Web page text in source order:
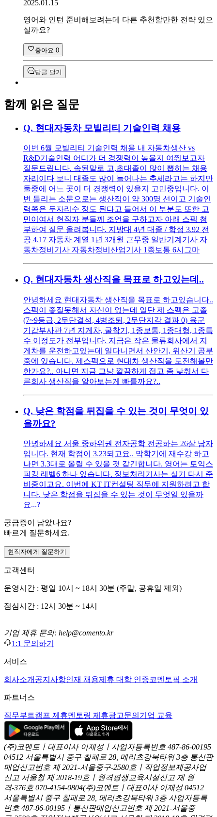
2025.01.15
영어와 인턴 준비해보려는데 다른 추천할만한 전략 있으
실까요?
좋아요 0
답글 달기
함께 읽은 질문
Q. 현대자동차 모빌리티 기술인력 채용
이번 6월 모빌리티 기술인력 채용 내 자동차생산 vs
R&D기술인력 어디가 더 경쟁력이 높을지 여쭤보고자
질문드립니다. 속된말로 고,초대졸이 많이 뽑히는 채용
자리이다 보니 대졸도 많이 늘어나는 추세라고는 하지만
둘중에 어느 곳이 더 경쟁력이 있을지 고민중입니다. 이
번 들리는 소문으로는 생산직이 약 300명 선이고 기술인
력쪽은 두자리수 정도 된다고 들어서 이 부분도 또한 고
민이여서 현직자 분들께 조언을 구하고자 아래 스펙 첨
부하여 질문 올려봅니다. 지방대 4년 대졸 / 학점 3.92 전
공 4.17 자동차 계열 1년 3개월 근무중 일반기계기사 자
동차정비기사 자동차정비산업기사 1종보통 6시그마
Q. 현대자동차 생산직을 목표로 하고있는데..
안녕하세요 현대자동차 생산직을 목표로 하고있습니다..
스펙이 좋질못해서 자신이 없는데 일단 제 스펙은 고졸
(7~9등급, 2무단결석, 4병조퇴, 2무단지각 결과 0) 육군
기갑부사관 7년 지게차, 굴착기, 1종보통, 1종대형, 1종특
수 이정도가 전부입니다. 지금은 작은 물류회사에서 지
게차를 운전하고있는데 일다니면서 산안기, 위산기 공부
중에 있습니다. 제스펙으로 현대차 생산직을 도전해볼만
한가요?.. 아니면 지금 그냥 깔끔하게 접고 좀 낮춰서 다
른회사 생산직을 알아보는게 빠를까요?..
Q. 낮은 학점을 뒤집을 수 있는 것이 무엇이 있
을까요?
안녕하세요 서울 중하위권 전자공학 전공하는 26살 남자
입니다. 현재 학점이 3.23되고요.. 막학기에 재수강 하고
나면 3.3대로 올릴 수 있을 것 같긴합니다. 영어는 토익스
피킹 레벨6 하나 있습니다. 정보처리기사는 실기 다시 준
비중이고요. 이번에 KT IT컨설팅 직무에 지원하려고 합
니다. 낮은 학점을 뒤집을 수 있는 것이 무엇일 있을까
요...?
궁금증이 남았나요?
빠르게 질문하세요.
현직자에게 질문하기
고객센터
운영시간 : 평일 10시 ~ 18시 30분 (주말, 공휴일 제외)
점심시간 : 12시 30분 ~ 14시
기업 제휴 문의: help@comento.kr
1:1 문의하기
서비스
회사소개 공지사항인재 채용제휴 대학 인증코멘토픽 소개
파트너스
직무부트캠프 제휴멘토링 제휴광고문의 기업 교육
(주)코멘토ㅣ대표이사 이재성ㅣ사업자등록번호 487-86-00195
04512 서울특별시 중구 칠패로 28, 메리츠강북타워 3층 통신판
매업신고번호 제 2021-서울중구-2580호ㅣ직업정보제공사업
신고 서울청 제 2018-19호ㅣ원격평생교육시설신고 제 원
격-376호 070-4154-0804(주)코멘토ㅣ대표이사 이재성 04512
서울특별시 중구 칠패로 28, 메리츠강북타워 3층 사업자등록
번호 487-86-00195ㅣ통신판매업신고번호 제 2021-서울중